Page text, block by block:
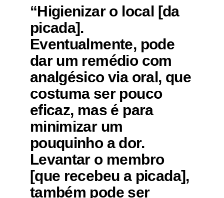
“Higienizar o local [da
picada].
Eventualmente, pode
dar um remédio com
analgésico via oral, que
costuma ser pouco
eficaz, mas é para
minimizar um
pouquinho a dor.
Levantar o membro
[que recebeu a picada],
também pode ser